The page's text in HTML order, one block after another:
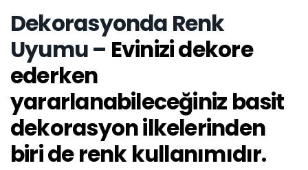
Dekorasyonda Renk
Uyumu – Evinizi dekore
ederken
yararlanabileceğiniz basit
dekorasyon ilkelerinden
biri de renk kullanımıdır.